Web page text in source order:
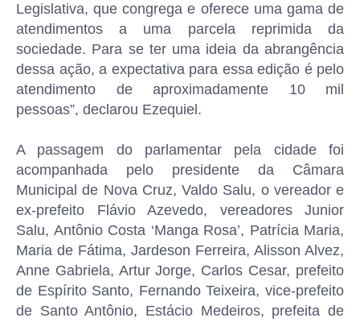
Legislativa, que congrega e oferece uma gama de
atendimentos a uma parcela reprimida da
sociedade. Para se ter uma ideia da abrangência
dessa ação, a expectativa para essa edição é pelo
atendimento de aproximadamente 10 mil
pessoas”, declarou Ezequiel.
A passagem do parlamentar pela cidade foi
acompanhada pelo presidente da Câmara
Municipal de Nova Cruz, Valdo Salu, o vereador e
ex-prefeito Flávio Azevedo, vereadores Junior
Salu, Antônio Costa ‘Manga Rosa’, Patrícia Maria,
Maria de Fátima, Jardeson Ferreira, Alisson Alvez,
Anne Gabriela, Artur Jorge, Carlos Cesar, prefeito
de Espírito Santo, Fernando Teixeira, vice-prefeito
de Santo Antônio, Estácio Medeiros, prefeita de